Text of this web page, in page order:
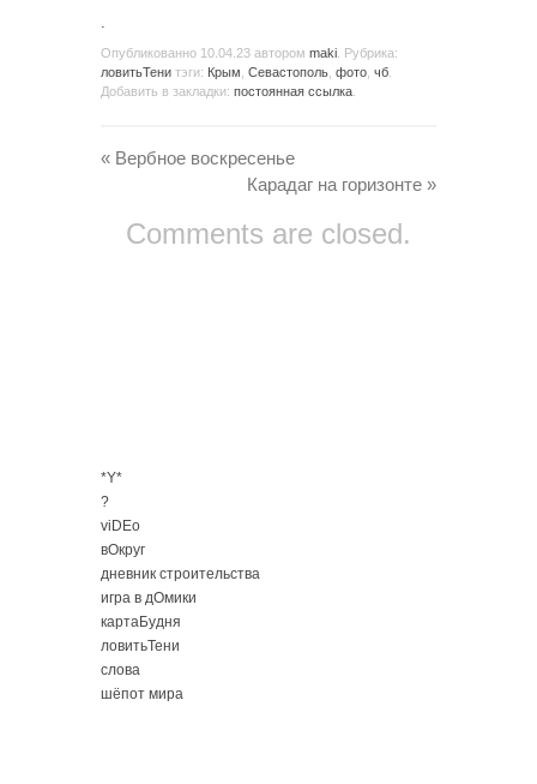
Опубликованно 10.04.23 автором maki . Рубрика:
ловитьТени тэги: Крым Севастополь фото чб
Добавить в закладки: постоянная ссылка
« Вербное воскресенье
Карадаг на горизонте »
Comments are closed.
*Y*
?
viDEo
вОкруг
дневник строительства
игра в дОмики
картаБудня
ловитьТени
слова
шёпот мира